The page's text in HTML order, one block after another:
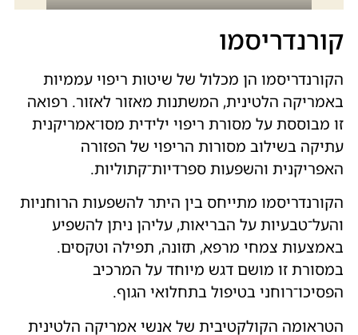
קורנדריסמו
הקורנדריסמו הן מכלול של שיטות ריפוי עממיות
באמריקה הלטינית, המשתנות מאזור לאזור. רפואה
זו מבוססת על מסורת ריפוי ילידית מסו־אמריקנית
עתיקה בשילוב מסורות הריפוי של הפזורה
האפריקנית והשפעות ספרדיות־קתוליות.
הקורנדריסמו מתייחס בין היתר להשפעות הרוחניות
והעל־טבעיות על הבריאות, עליהן ניתן להשפיע
באמצעות צמחי מרפא, תזונה, תפילה וטקסים.
במסורת זו מושם דגש מיוחד על המרכיב
הפסיכו־רוחני בטיפול בתחלואי הגוף.
הטראומה הקולקטיבית של אנשי אמריקה הלטינית